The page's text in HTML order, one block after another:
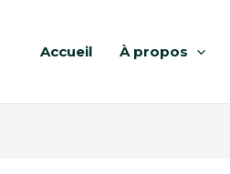
Accueil À propos